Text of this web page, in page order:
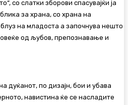
со слатки зборови спасувајќи ја
за храна, со храна на
на младоста а започнува нешто
од љубов, препознавање и
дуќанот, по дизајн, бои и убава
навистина ќе се насладите